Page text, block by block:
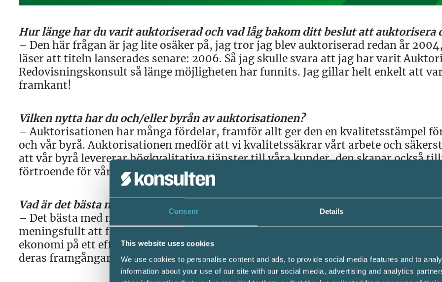
Consent Details
This website uses cookies
We use cookies to personalise content and ads, to provide social media features and to
information about your use of our site with our social media, advertising and analytics
Hur länge har du varit auktoriserad och vad låg bakom ditt beslut att auktorisera
– Den här frågan är jag lite osäker på, jag tror jag blev auktoriserad redan år
läser att titeln lanserades senare: 2006. Så jag skulle svara att jag har varit
Redovisningskonsult så länge möjligheten har funnits. Jag gillar helt enkelt att
framkant!
Vilken nytta har du och/eller byrån av auktorisationen?
– Auktorisationen har många fördelar, framför allt ger den en kvalitetsstämpel
och vår byrå. Auktorisationen medför att vi kvalitetssäkrar vårt arbete och
att vår byrå levererar högkvalitativa tjänster till våra kunder, den skapar också
förtroende för våra kunder.
Vad är det bästa med jobbet?
– Det bästa med mitt jobb är att hjälpa våra kunder att nå sina mål. Det är både
meningsfullt att få göra en verklig skillnad genom att hjälpa företag att hantera
ekonomi på ett effektivt sätt och samtidigt se hur mina insatser är med och
deras framgångar